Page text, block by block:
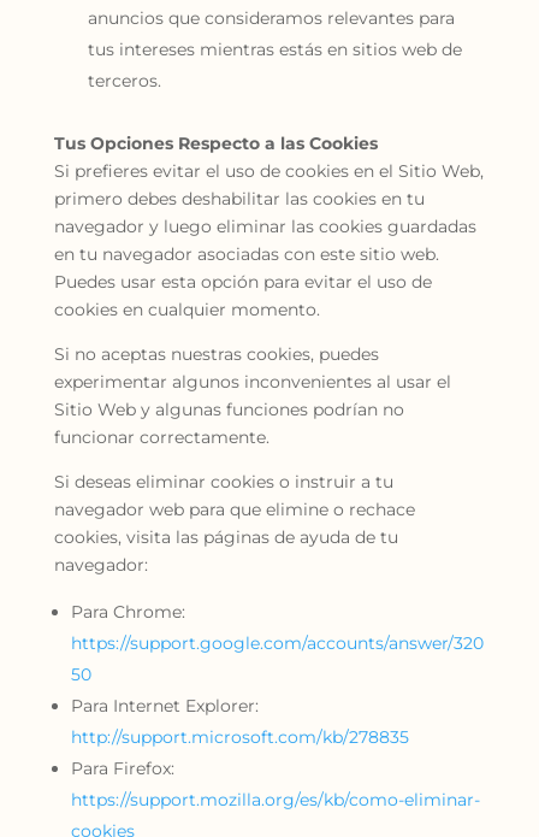
anuncios que consideramos relevantes para
tus intereses mientras estás en sitios web de
terceros.
Tus Opciones Respecto a las Cookies
Si prefieres evitar el uso de cookies en el Sitio Web,
primero debes deshabilitar las cookies en tu
navegador y luego eliminar las cookies guardadas
en tu navegador asociadas con este sitio web.
Puedes usar esta opción para evitar el uso de
cookies en cualquier momento.
Si no aceptas nuestras cookies, puedes
experimentar algunos inconvenientes al usar el
Sitio Web y algunas funciones podrían no
funcionar correctamente.
Si deseas eliminar cookies o instruir a tu
navegador web para que elimine o rechace
cookies, visita las páginas de ayuda de tu
navegador:
Para Chrome:
https://support.google.com/accounts/answer/320
50
Para Internet Explorer:
http://support.microsoft.com/kb/278835
Para Firefox:
https://support.mozilla.org/es/kb/como-eliminar-
cookies